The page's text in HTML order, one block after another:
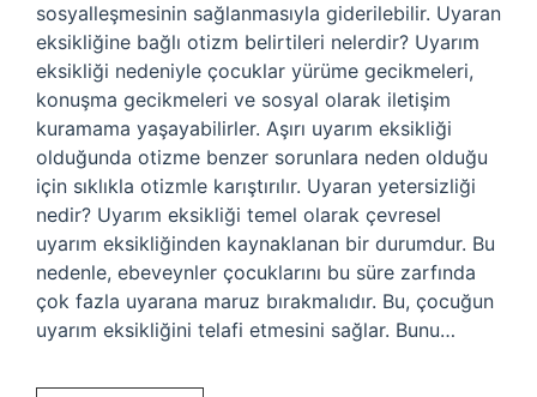
sosyalleşmesinin sağlanmasıyla giderilebilir. Uyaran
eksikliğine bağlı otizm belirtileri nelerdir? Uyarım
eksikliği nedeniyle çocuklar yürüme gecikmeleri,
konuşma gecikmeleri ve sosyal olarak iletişim
kuramama yaşayabilirler. Aşırı uyarım eksikliği
olduğunda otizme benzer sorunlara neden olduğu
için sıklıkla otizmle karıştırılır. Uyaran yetersizliği
nedir? Uyarım eksikliği temel olarak çevresel
uyarım eksikliğinden kaynaklanan bir durumdur. Bu
nedenle, ebeveynler çocuklarını bu süre zarfında
çok fazla uyarana maruz bırakmalıdır. Bu, çocuğun
uyarım eksikliğini telafi etmesini sağlar. Bunu…